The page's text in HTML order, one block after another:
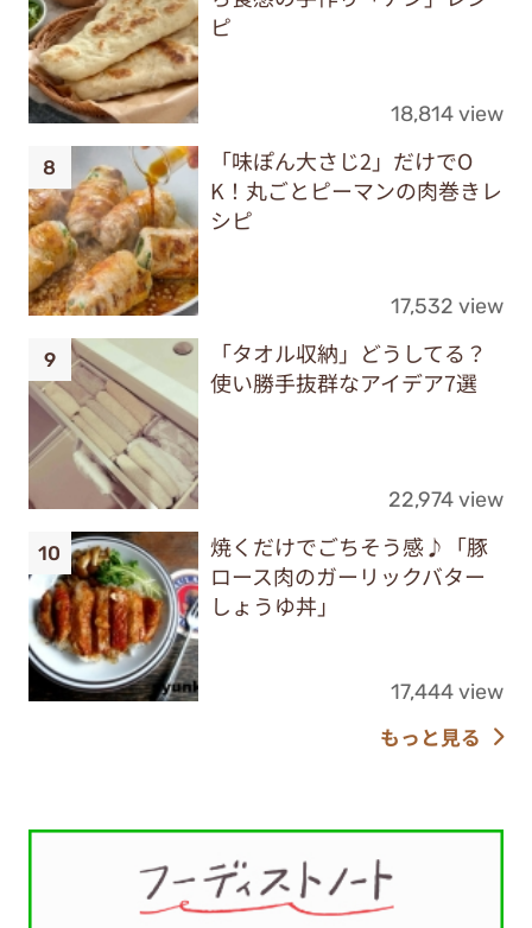
ピ
18,814 view
「味ぽん大さじ2」だけでO
K！丸ごとピーマンの肉巻きレ
シピ
17,532 view
「タオル収納」どうしてる？
使い勝手抜群なアイデア7選
22,974 view
焼くだけでごちそう感♪「豚
ロース肉のガーリックバター
しょうゆ丼」
17,444 view
もっと見る